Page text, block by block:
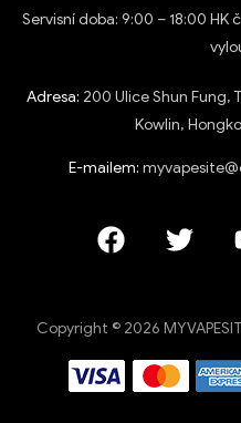
Servisní doba: 9:00 – 18:00
Adresa: 200 Ulice Shun Fung,
Kowlin,
E-mailem:
Copyright © 2026